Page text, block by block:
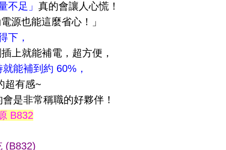
不足」 真的會讓人心慌！
源也能這麼省心！」
下，
上就能補電，超方便，
能補到約 60%，
超有感~
是非常稱職的好夥伴！
B832
(B832)